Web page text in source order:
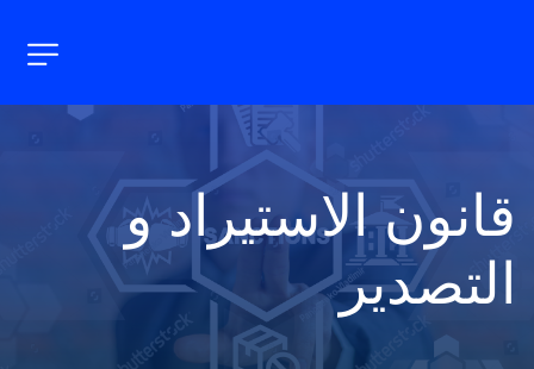
قانون الاستيراد و
التصدير